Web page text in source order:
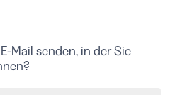
Mail senden, in der Sie